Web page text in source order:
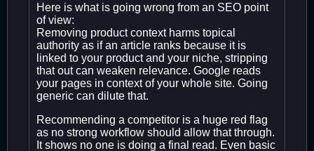
Here is what is going wrong from an SEO point
of view:
Removing product context harms topical
authority as if an article ranks because it is
linked to your product and your niche, stripping
that out can weaken relevance. Google reads
your pages in context of your whole site. Going
generic can dilute that.
Recommending a competitor is a huge red flag
as no strong workflow should allow that through.
It shows no one is doing a final read. Even basic